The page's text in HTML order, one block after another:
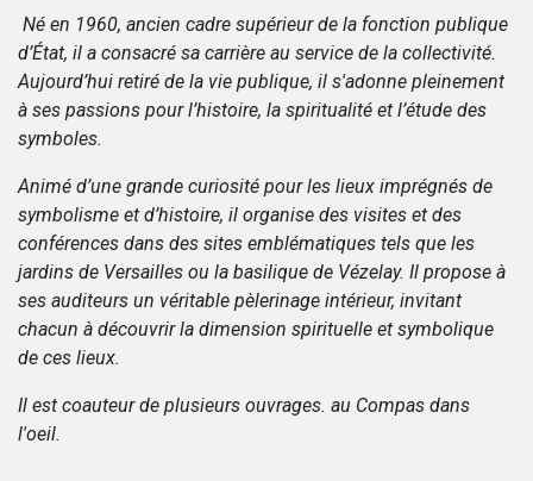
Né en 1960, ancien cadre supérieur de la fonction publique
d’État, il a consacré sa carrière au service de la collectivité.
Aujourd’hui retiré de la vie publique, il s'adonne pleinement
à ses passions pour l’histoire, la spiritualité et l’étude des
symboles.
Animé d’une grande curiosité pour les lieux imprégnés de
symbolisme et d’histoire, il organise des visites et des
conférences dans des sites emblématiques tels que les
jardins de Versailles ou la basilique de Vézelay. Il propose à
ses auditeurs un véritable pèlerinage intérieur, invitant
chacun à découvrir la dimension spirituelle et symbolique
de ces lieux.
Il est coauteur de plusieurs ouvrages. au Compas dans
l'oeil.